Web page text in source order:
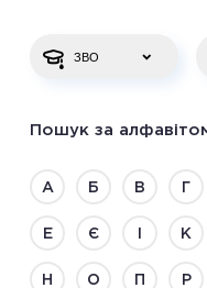
ЗВО
Пошук за
А Б В Г
Е Є К
Н О П Р